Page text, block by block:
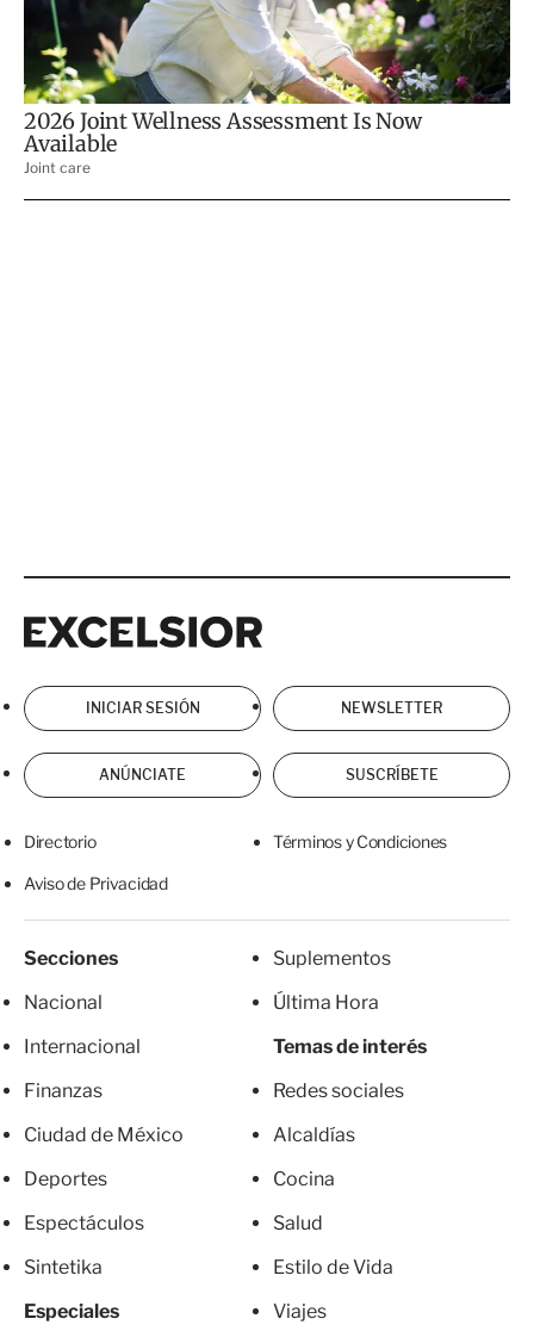
INICIAR SESIÓN NEWSLETTER
ANÚNCIATE SUSCRÍBETE
Directorio Términos y Condiciones
Aviso de Privacidad
Secciones
Nacional
Internacional
Finanzas
Ciudad de México
Deportes
Espectáculos
Sintetika
Especiales
Suplementos
Última Hora
Temas de interés
Redes sociales
Alcaldías
Cocina
Salud
Estilo de Vida
Viajes